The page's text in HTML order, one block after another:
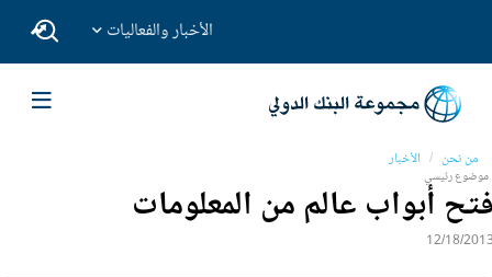
الأخبار والفعاليات
من نحن الأخبار
موضوع رئيسي
أبواب عالم من المعلومات
12/18/